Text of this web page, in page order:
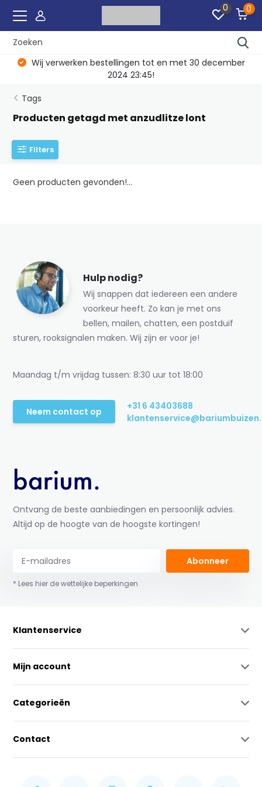
0 0
Wij verwerken bestellingen tot en met 30 december
2024 23:45!
Tags
Producten getagd met anzudlitze lont
Filters
Geen producten gevonden!...
Hulp nodig?
Wij snappen dat iedereen een andere
voorkeur heeft. Zo kan je met ons
bellen, mailen, chatten, een postduif
sturen, rooksignalen maken. Wij zijn er voor je!
Maandag t/m vrijdag tussen: 8:30 uur tot 18:00
Neem contact op
+31 6 43403688
Ontvang de beste aanbiedingen en persoonlijk advies.
Altijd op de hoogte van de hoogste kortingen!
Abonneer
* Lees hier de wettelijke beperkingen
Klantenservice
Mijn account
Categorieën
Contact